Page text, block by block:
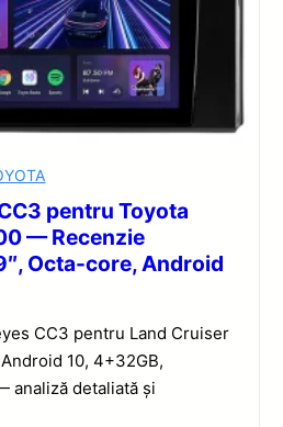
pentru Toyota
— Recenzie
Octa-core, Android
CC3 pentru Land Cruiser
10, 4+32GB,
analiză detaliată și